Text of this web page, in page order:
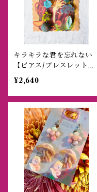
キラキラな君を忘れない
【ピアス/ブレスレットセ
ット】
¥2,640